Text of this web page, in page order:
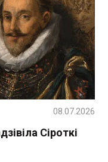
Сіроткі
08.07.2026